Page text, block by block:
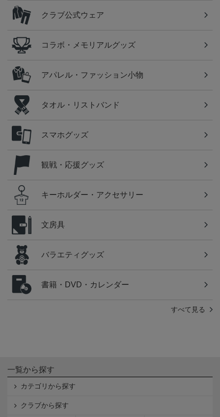
クラブ公式ウェア
コラボ・メモリアルグッズ
アパレル・ファッション小物
タオル・リストバンド
スマホグッズ
観戦・応援グッズ
キーホルダー・アクセサリー
文房具
バラエティグッズ
書籍・DVD・カレンダー
すべて見る
一覧から探す
カテゴリから探す
クラブから探す